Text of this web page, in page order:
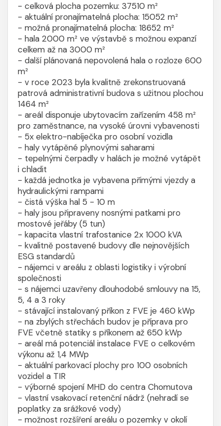
- celková plocha pozemku: 37510 m²
- aktuální pronajímatelná plocha: 15052 m²
- možná pronajímatelná plocha: 18652 m²
- hala 2000 m² ve výstavbě s možnou expanzí
celkem až na 3000 m²
- další plánovaná nepovolená hala o rozloze 600
m²
- v roce 2023 byla kvalitně zrekonstruovaná
patrová administrativní budova s užitnou plochou
1464 m²
- areál disponuje ubytovacím zařízením 458 m²
pro zaměstnance, na vysoké úrovni vybavenosti
- 5x elektro-nabíječka pro osobní vozidla
- haly vytápěné plynovými saharami
- tepelnými čerpadly v halách je možné vytápět
i chladit
- každá jednotka je vybavena přímými vjezdy a
hydraulickými rampami
- čistá výška hal 5 - 10 m
- haly jsou připraveny nosnými patkami pro
mostové jeřáby (5 tun)
- kapacita vlastní trafostanice 2x 1000 kVA
- kvalitně postavené budovy dle nejnovějších
ESG standardů
- nájemci v areálu z oblasti logistiky i výrobní
společnosti
- s nájemci uzavřeny dlouhodobé smlouvy na 15,
5, 4 a 3 roky
- stávající instalovaný příkon z FVE je 460 kWp
- na zbylých střechách budov je příprava pro
FVE včetně statiky s příkonem až 650 kWp
- areál má potenciál instalace FVE o celkovém
výkonu až 1,4 MWp
- aktuální parkovací plochy pro 100 osobních
vozidel a TIR
- výborné spojení MHD do centra Chomutova
- vlastní vsakovací retenční nádrž (nehradí se
poplatky za srážkové vody)
- možnost rozšíření areálu o pozemky v okolí